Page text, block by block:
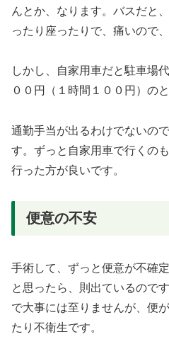
んとか、なります。バスだと
ったり座ったりで、痛いので
しかし、自家用車だと駐車場
００円（１時間１００円）の
通勤手当が出るわけでないの
す。ずっと自家用車で行くの
行った方が良いです。
便意の不安
手術して、ずっと便意が不確
と思ったら、則出ているので
で大事には至りませんが、便
たり不衛生です。